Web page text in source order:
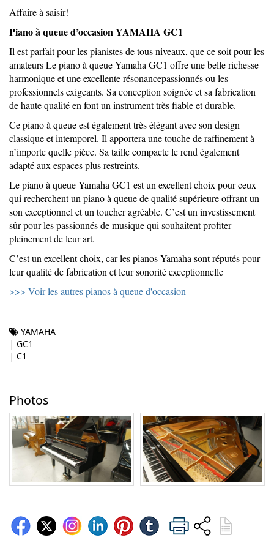
Affaire à saisir!
Piano à queue d’occasion YAMAHA GC1
Il est parfait pour les pianistes de tous niveaux, que ce soit pour les
amateurs Le piano à queue Yamaha GC1 offre une belle richesse
harmonique et une excellente résonancepassionnés ou les
professionnels exigeants. Sa conception soignée et sa fabrication
de haute qualité en font un instrument très fiable et durable.
Ce piano à queue est également très élégant avec son design
classique et intemporel. Il apportera une touche de raffinement à
n’importe quelle pièce. Sa taille compacte le rend également
adapté aux espaces plus restreints.
Le piano à queue Yamaha GC1 est un excellent choix pour ceux
qui recherchent un piano à queue de qualité supérieure offrant un
son exceptionnel et un toucher agréable. C’est un investissement
sûr pour les passionnés de musique qui souhaitent profiter
pleinement de leur art.
C’est un excellent choix, car les pianos Yamaha sont réputés pour
leur qualité de fabrication et leur sonorité exceptionnelle
>>> Voir les autres pianos à queue d'occasion
YAMAHA
GC1
C1
Photos